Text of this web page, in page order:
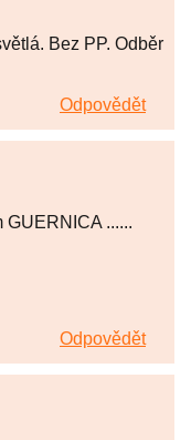
Bez PP. Odběr
Odpovědět
GUERNICA ......
Odpovědět